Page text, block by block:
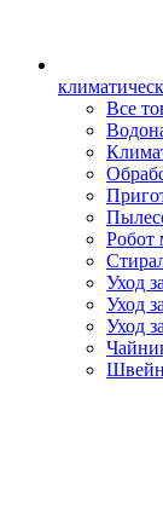
Все
Робот
Уход
Уход
Уход